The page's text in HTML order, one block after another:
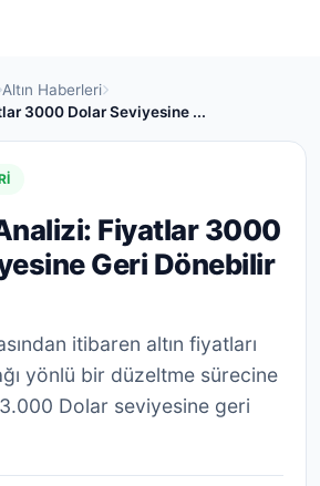
Altın Haberleri
3000 Dolar Seviyesine ...
Fiyatlar 3000
Geri Dönebilir
itibaren altın fiyatları
yönlü bir düzeltme sürecine
Dolar seviyesine geri